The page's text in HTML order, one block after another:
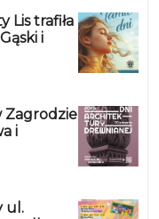
Lis trafiła
i
Zagrodzie
i
ul.